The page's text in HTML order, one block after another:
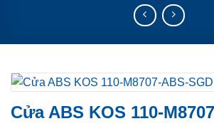
Cửa ABS KOS 110-